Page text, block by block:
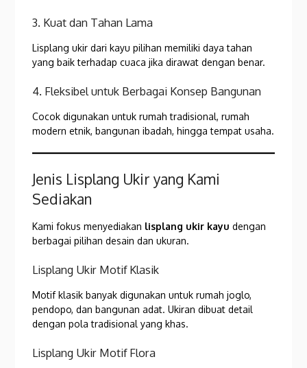
3. Kuat dan Tahan Lama
Lisplang ukir dari kayu pilihan memiliki daya tahan
yang baik terhadap cuaca jika dirawat dengan benar.
4. Fleksibel untuk Berbagai Konsep Bangunan
Cocok digunakan untuk rumah tradisional, rumah
modern etnik, bangunan ibadah, hingga tempat usaha.
Jenis Lisplang Ukir yang Kami
Sediakan
Kami fokus menyediakan lisplang ukir kayu dengan
berbagai pilihan desain dan ukuran.
Lisplang Ukir Motif Klasik
Motif klasik banyak digunakan untuk rumah joglo,
pendopo, dan bangunan adat. Ukiran dibuat detail
dengan pola tradisional yang khas.
Lisplang Ukir Motif Flora